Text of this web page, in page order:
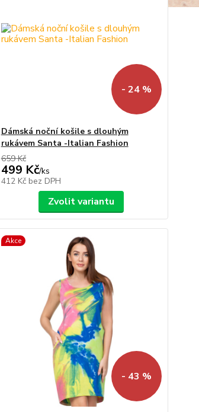
- 24 %
Dámská noční košile s dlouhým
rukávem Santa -Italian Fashion
659 Kč
499 Kč/ks
412 Kč bez DPH
Zvolit variantu
Akce
- 43 %